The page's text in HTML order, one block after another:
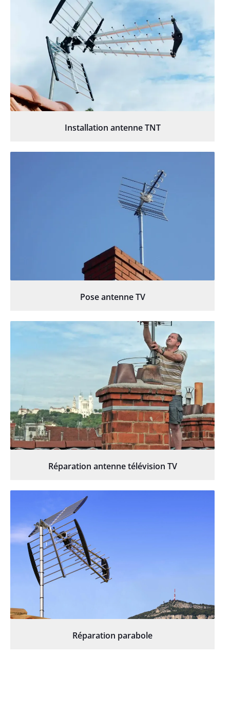
Installation antenne TNT
Pose antenne TV
Réparation antenne télévision TV
Réparation parabole